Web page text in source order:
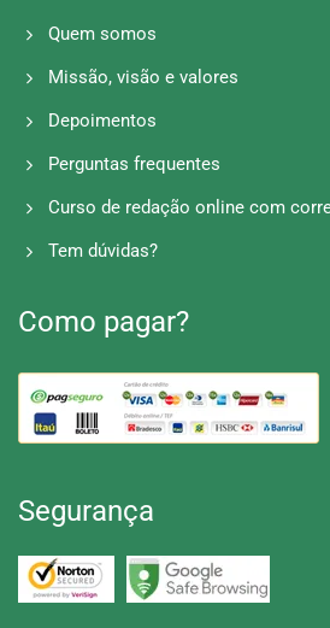
Quem somos
Missão, visão e valores
Depoimentos
Perguntas frequentes
Curso de redação online com
Tem dúvidas?
Como pagar?
Segurança